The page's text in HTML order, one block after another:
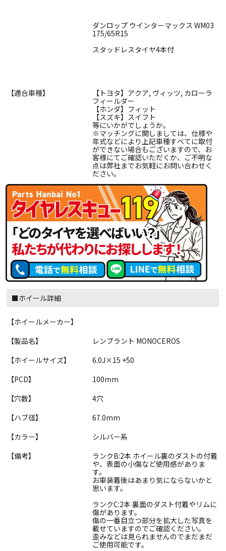
ダンロップ ウインターマックス WM03
175/65R15
スタッドレスタイヤ4本付
【適合車種】
【トヨタ】アクア, ヴィッツ, カローラ
フィールダー
【ホンダ】フィット
【スズキ】スイフト
等にいかがでしょうか。
※マッチングに関しましては、仕様や
年式などにより上記車種すべてに取付
ができない場合もございますので、お
客様にてご確認いただくか、ご不明な
点は弊社までお気軽にお問い合わせく
ださい。
■ホイール詳細
【ホイールメーカー】
【製品名】
レンブラント MONOCEROS
【ホイールサイズ】
6.0J×15 +50
【PCD】
100mm
【穴数】
4穴
【ハブ径】
67.0mm
【カラー】
シルバー系
【備考】
ランクB:2本 ホイール裏のダストの付着
や、表面の小傷など使用感がありま
す。
お車装着後はあまり気にならないかと
思います。
ランクC:2本 裏面のダスト付着やリムに
傷があります。
傷の一番目立つ部分を拡大した写真を
載せていますのでご確認ください。
歪みなどは見られませんのでまだまだ
ご使用可能です。